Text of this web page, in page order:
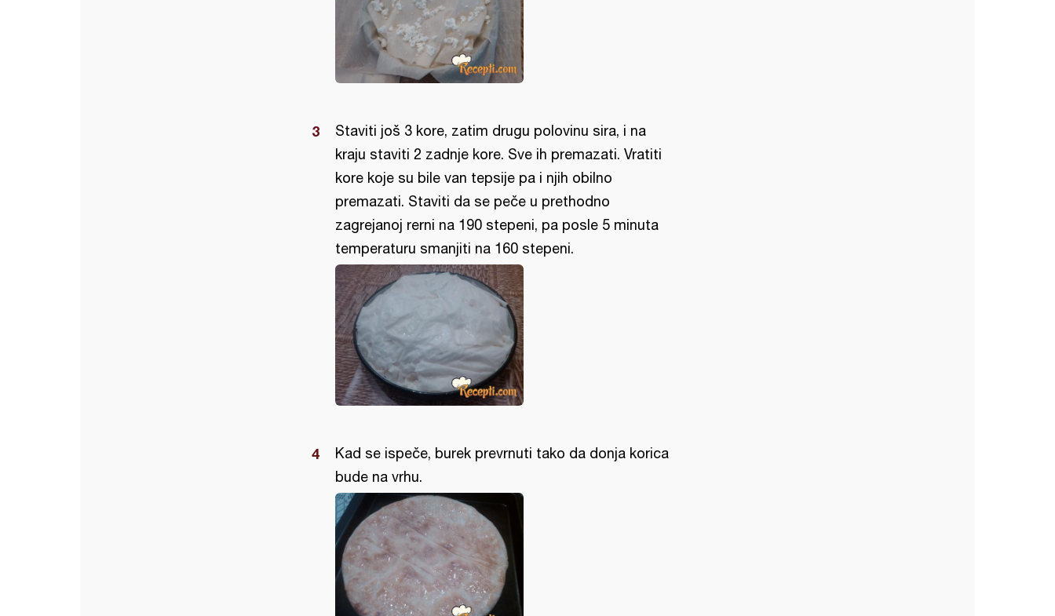
Staviti još 3 kore, zatim drugu polovinu sira, i na
kraju staviti 2 zadnje kore. Sve ih premazati. Vratiti
kore koje su bile van tepsije pa i njih obilno
premazati. Staviti da se peče u prethodno
zagrejanoj rerni na 190 stepeni, pa posle 5 minuta
temperaturu smanjiti na 160 stepeni.
Kad se ispeče, burek prevrnuti tako da donja korica
bude na vrhu.